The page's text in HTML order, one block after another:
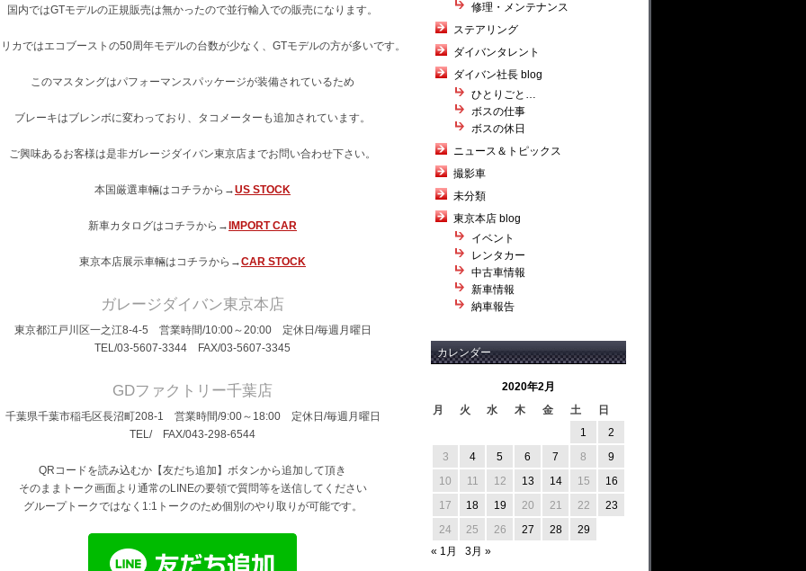
国内ではGTモデルの正規販売は無かったので並行輸入での販売になります。
カではエコブーストの50周年モデルの台数が少なく、GTモデルの方が多いです。
このマスタングはパフォーマンスパッケージが装備されているため
ブレーキはブレンボに変わっており、タコメーターも追加されています。
ご興味あるお客様は是非ガレージダイバン東京店までお問い合わせ下さい。
本国厳選車輛はコチラから→US STOCK
新車カタログはコチラから→ IMPORT CAR
東京本店展示車輛はコチラから→CAR STOCK
ガレージダイバン東京本店
東京都江戸川区一之江8-4-5 営業時間/10:00～20:00 定休日/毎週月曜日
TEL/03-5607-3344 FAX/03-5607-3345
GDファクトリー千葉店
千葉県千葉市稲毛区長沼町208-1 営業時間/9:00～18:00 定休日/毎週月曜日
TEL/ FAX/043-298-6544
QRコードを読み込むか【友だち追加】ボタンから追加して頂き
そのままトーク画面より通常のLINEの要領で質問等を送信してください
グループトークではなく1:1トークのため個別のやり取りが可能です。
修理・メンテナンス
ステアリング
ダイバンタレント
ダイバン社長 blog
ひとりごと…
ボスの仕事
ボスの休日
ニュース＆トピックス
撮影車
未分類
東京本店 blog
イベント
レンタカー
中古車情報
新車情報
納車報告
カレンダー
2020年2月
月
火 水 木 金 土
日
1
2
3
4 5 6 7 8
9
10
11 12 13 14 15
16
17
18 19 20 21 22
23
24
25 26 27 28
29
« 1月
3月 »